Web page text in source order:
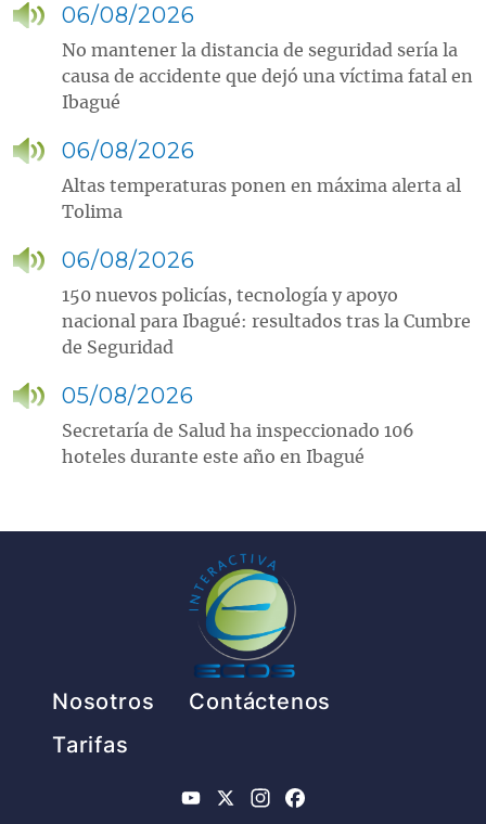
06/08/2026
No mantener la distancia de seguridad sería la
causa de accidente que dejó una víctima fatal en
Ibagué
06/08/2026
Altas temperaturas ponen en máxima alerta al
Tolima
06/08/2026
150 nuevos policías, tecnología y apoyo
nacional para Ibagué: resultados tras la Cumbre
de Seguridad
05/08/2026
Secretaría de Salud ha inspeccionado 106
hoteles durante este año en Ibagué
Pie de página
Nosotros
Contáctenos
Tarifas
YouTube
X Instagram